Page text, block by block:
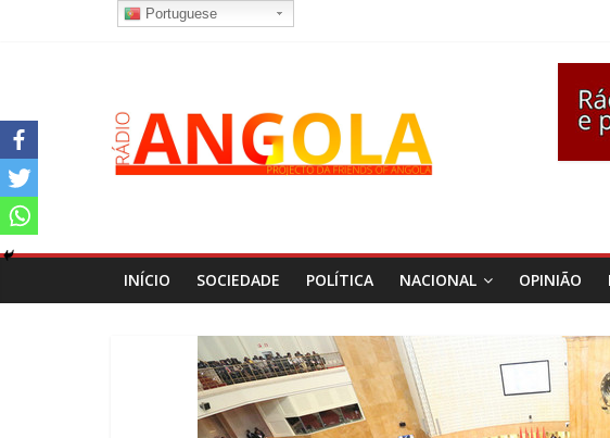
INÍCIO SOCIEDADE POLÍTICA NACIONAL OPINIÃO
Portuguese